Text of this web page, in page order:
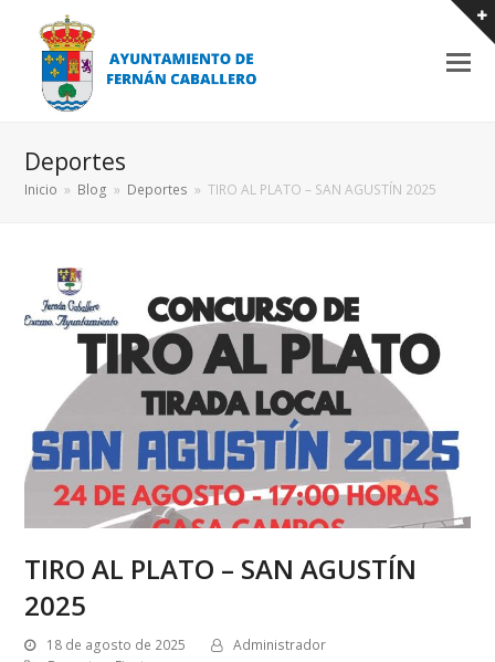
Deportes
Inicio » Blog » Deportes » TIRO AL PLATO – SAN AGUSTÍN 2025
TIRO AL PLATO – SAN AGUSTÍN
2025
18 de agosto de 2025
Administrador